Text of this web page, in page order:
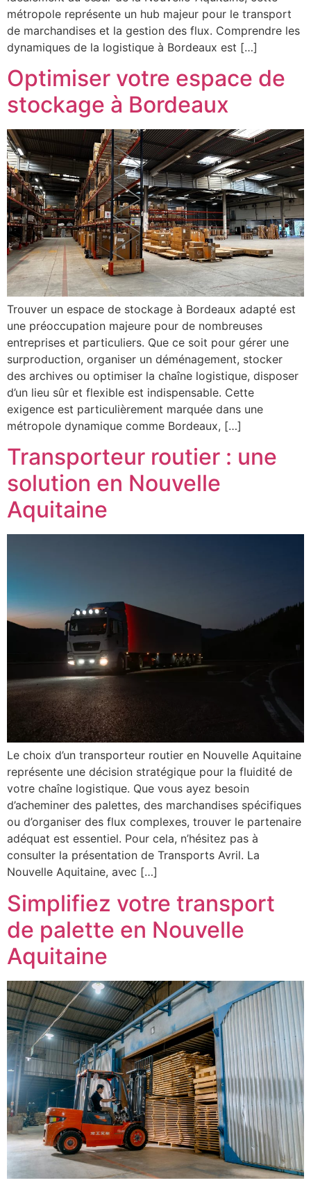
métropole représente un hub majeur pour le transport
de marchandises et la gestion des flux. Comprendre les
dynamiques de la logistique à Bordeaux est […]
Optimiser votre espace de
stockage à Bordeaux
Trouver un espace de stockage à Bordeaux adapté est
une préoccupation majeure pour de nombreuses
entreprises et particuliers. Que ce soit pour gérer une
surproduction, organiser un déménagement, stocker
des archives ou optimiser la chaîne logistique, disposer
d’un lieu sûr et flexible est indispensable. Cette
exigence est particulièrement marquée dans une
métropole dynamique comme Bordeaux, […]
Transporteur routier : une
solution en Nouvelle
Aquitaine
Le choix d’un transporteur routier en Nouvelle Aquitaine
représente une décision stratégique pour la fluidité de
votre chaîne logistique. Que vous ayez besoin
d’acheminer des palettes, des marchandises spécifiques
ou d’organiser des flux complexes, trouver le partenaire
adéquat est essentiel. Pour cela, n’hésitez pas à
consulter la présentation de Transports Avril. La
Nouvelle Aquitaine, avec […]
Simplifiez votre transport
de palette en Nouvelle
Aquitaine